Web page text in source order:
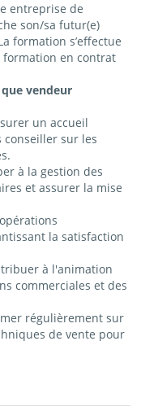
entreprise de
son/sa futur(e)
formation s’effectue
formation en contrat
vendeur
un accueil
conseiller sur les
à la gestion des
et assurer la mise
la satisfaction
à l'animation
commerciales et des
régulièrement sur
de vente pour